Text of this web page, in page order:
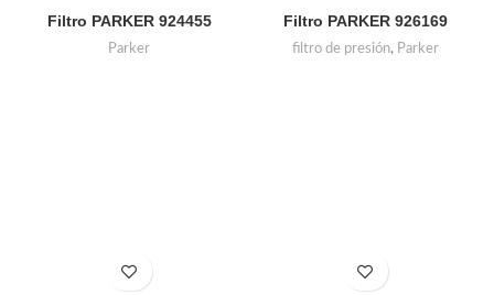
Filtro PARKER 924455
Parker
Filtro PARKER 926169
filtro de presión, Parker